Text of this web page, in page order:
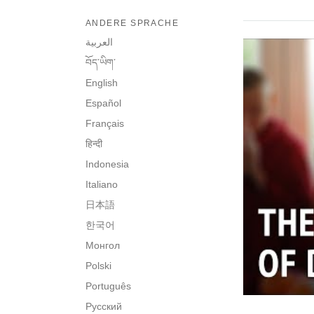
ANDERE SPRACHE
العربية
བོད་ཡིག་
English
Español
Français
हिन्दी
Indonesia
Italiano
日本語
한국어
Монгол
Polski
Português
Русский